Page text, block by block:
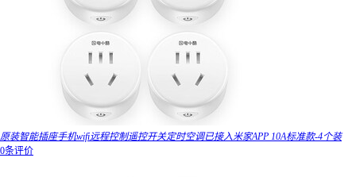
原装智能插座手机wifi远程控制遥控开关定时空调已接入米家APP 10A标准款-4个装
0条评价